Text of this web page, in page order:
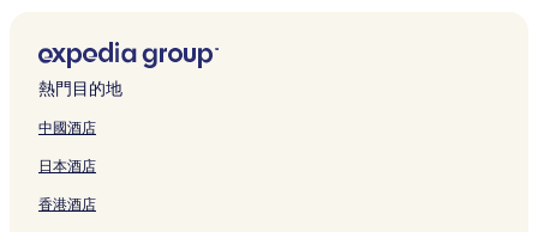
大雅區酒店
東海大學附近的酒店
台中新烏日火車站附近的酒店
台中的歡迎 LGBTQIA 旅客的酒店
一中街夜市附近的平價酒店
熱門目的地
中國酒店
日本酒店
香港酒店